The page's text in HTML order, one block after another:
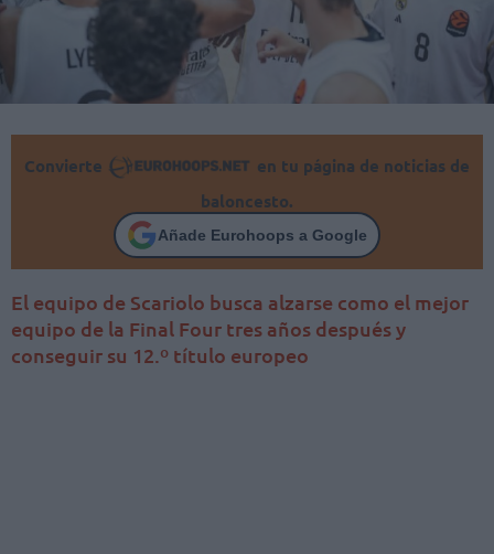
Convierte
en tu página de noticias de
baloncesto.
Añade Eurohoops a Google
El equipo de Scariolo busca alzarse como el mejor
equipo de la Final Four tres años después y
conseguir su 12.º título europeo